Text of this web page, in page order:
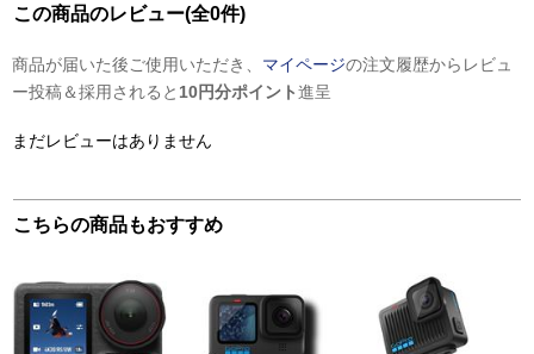
この商品のレビュー(全0件)
商品が届いた後ご使用いただき、 マイページの注文履歴からレビュ
ー投稿＆採用されると 10円分ポイント進呈
まだレビューはありません
こちらの商品もおすすめ